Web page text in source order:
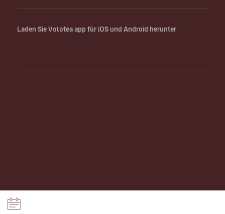
Laden Sie Volotea app für iOS und Android herunter